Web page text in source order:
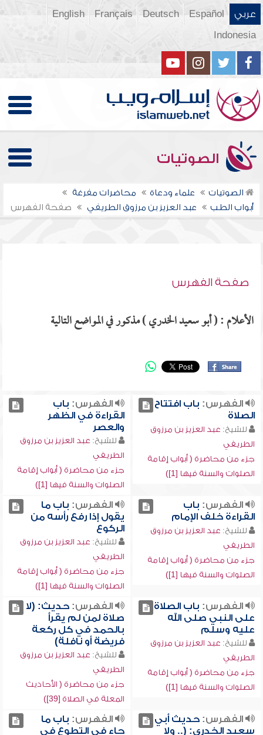
عربي Español
Deutsch
Français
English
Indonesia
الصوتيات
الصوتيات علماء ودعاة
محاضرات مفرغة
أبواب الطب
عبد العزيز بن مرزوق الطريفي صفحة الفهرس
صفحة الفهرس
الأعلام : ( أبو سعيد الخدري ) مذكور في المواضع التالية
الفهرس: باب افتتاح
الصلاة
للشيخ: عبد العزيز بن مرزوق
الطريفي
جزء من محاضرة ( أبواب إقامة
الصلوات والسنة فيها [1])
الفهرس: باب
القراءة في الظهر
والعصر
للشيخ: عبد العزيز بن مرزوق
الطريفي
جزء من محاضرة ( أبواب إقامة
الصلوات والسنة فيها [1])
الفهرس: باب
القراءة خلف الإمام
للشيخ: عبد العزيز بن مرزوق
الطريفي
جزء من محاضرة ( أبواب إقامة
الصلوات والسنة فيها [1])
الفهرس: باب ما
يقول إذا رفع رأسه من
الركوع
للشيخ: عبد العزيز بن مرزوق
الطريفي
جزء من محاضرة ( أبواب إقامة
الصلوات والسنة فيها [1])
الفهرس: باب الصلاة
على النبي صلى الله
عليه وسلم
للشيخ: عبد العزيز بن مرزوق
الطريفي
جزء من محاضرة ( أبواب إقامة
الصلوات والسنة فيها [1])
الفهرس:حديث: (لا
صلاة لمن لم يقرأ
بالحمد في كل ركعة
فريضة أو نافلة)
للشيخ: عبد العزيز بن مرزوق
الطريفي
جزء من محاضرة ( الأحاديث
المعلة في الصلاة [39])
الفهرس:حديث أبي
سعيد الخدري: (.. ولا
الفهرس: باب ما
جاء في التطوع في